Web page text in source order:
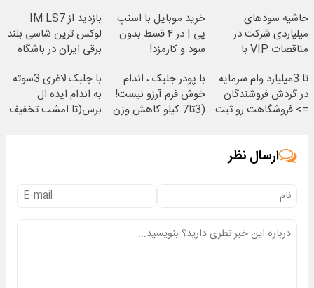
حاشیه سودهای
میلیاردی شرکت در
مناقصات VIP با
خرید موبایل با اسنپ
پی | در ۴ قسط بدون
سود و کارمزد!
بازدید از IM LS7
لوکس ترین شاسی بلند
برقی ایران در باشگاه
تا 3میلیارد وام سرمایه
در گردش فروشندگان
=> فروشگاهت رو ثبت
با پودر جلبک ، اندام
خوش فرم آرزو نیست!
(3تا7 کیلو کاهش وزن
با جلبک لاغری 3سوته
به اندام ایده ال
برس(تا امشب تخفیف
ارسال نظر